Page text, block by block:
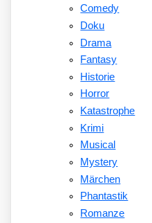
Comedy
Doku
Drama
Fantasy
Historie
Horror
Katastrophe
Krimi
Musical
Mystery
Märchen
Phantastik
Romanze